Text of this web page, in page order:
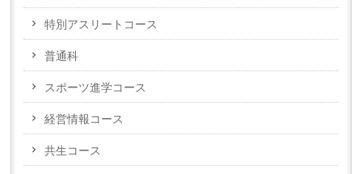
特別アスリートコース
普通科
スポーツ進学コース
経営情報コース
共生コース